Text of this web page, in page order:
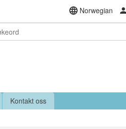
Norwegian
Kontakt oss